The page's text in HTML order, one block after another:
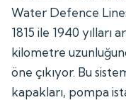
Water Defence
1815 ile 1940 yılları
kilometre
öne çıkıyor. Bu
kapakları, pompa